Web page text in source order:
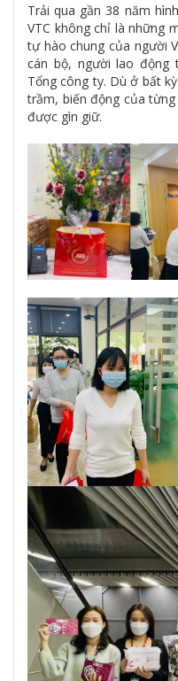
Trải qua gần 38 năm
VTC không chỉ là những
tự hào chung của người
cán bộ, người lao động
Tổng công ty. Dù ở bất
trầm, biến động của
được gìn giữ.